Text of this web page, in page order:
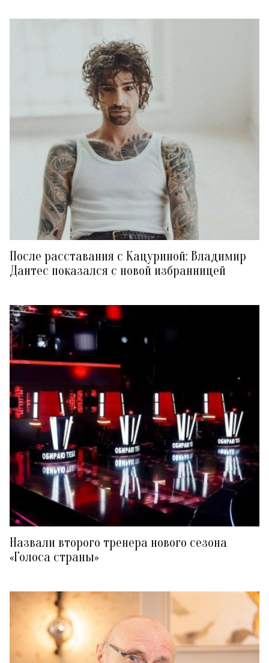
После расставания с Кацуриной: Владимир
Дантес показался с новой избранницей
Назвали второго тренера нового сезона
«Голоса страны»